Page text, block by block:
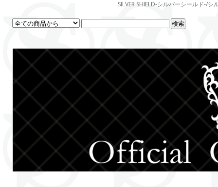
SILVER SHIELD-シルバーシールド-/